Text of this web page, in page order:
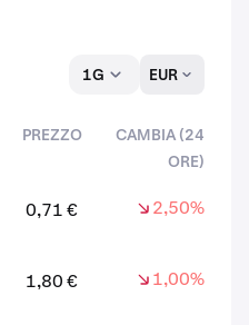
1G EUR
PREZZO
CAMBIA (24
ORE)
0,71 € 2,50%
1,80 € 1,00%